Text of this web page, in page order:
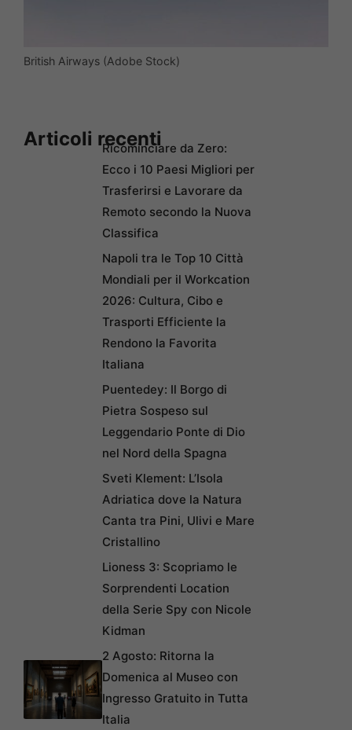
British Airways (Adobe Stock)
Articoli recentiRicominciare da Zero:
Ecco i 10 Paesi Migliori per
Trasferirsi e Lavorare da
Remoto secondo la Nuova
Classifica
Napoli tra le Top 10 Città
Mondiali per il Workcation
2026: Cultura, Cibo e
Trasporti Efficiente la
Rendono la Favorita
Italiana
Puentedey: Il Borgo di
Pietra Sospeso sul
Leggendario Ponte di Dio
nel Nord della Spagna
Sveti Klement: L’Isola
Adriatica dove la Natura
Canta tra Pini, Ulivi e Mare
Cristallino
Lioness 3: Scopriamo le
Sorprendenti Location
della Serie Spy con Nicole
Kidman
2 Agosto: Ritorna la
Domenica al Museo con
Ingresso Gratuito in Tutta
Italia